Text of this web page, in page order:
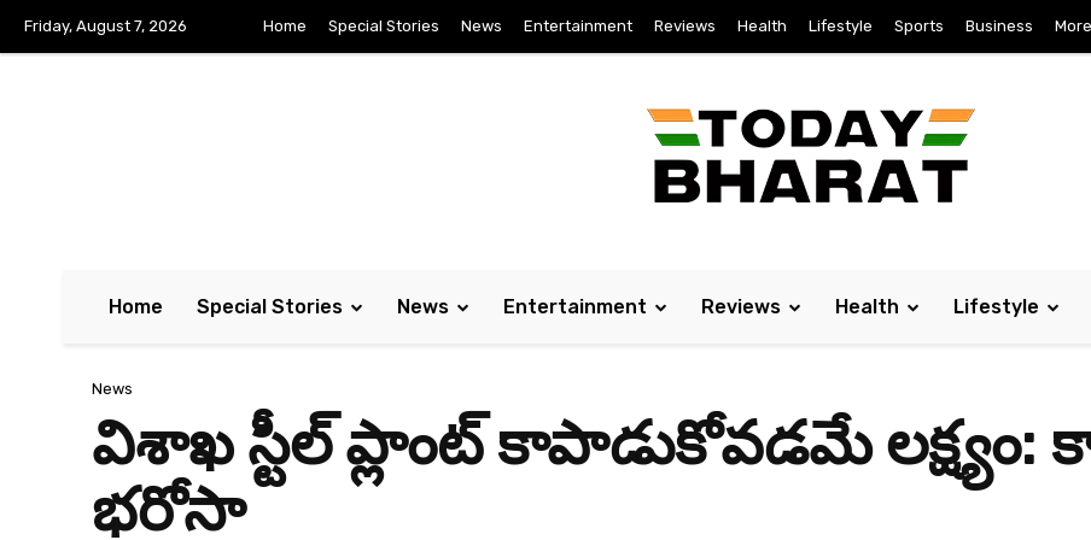
Friday, August 7, 2026 Home Special Stories News Entertainment Reviews Health Lifestyle Sports Business More
Home Special Stories News Entertainment Reviews Health Lifestyle
News
విశాఖ స్టీల్ ప్లాంట్ కాపాడుకోవడమే లక్ష్యం:
భరోసా